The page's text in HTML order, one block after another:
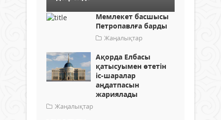
Мемлекет басшысы
Петропавлға барды
Жаңалықтар
Ақорда Елбасы
қатысуымен өтетін
іс-шаралар
аңдатпасын
жариялады
Жаңалықтар